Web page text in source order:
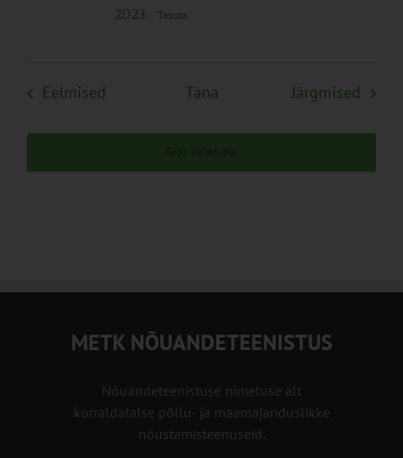
2023
Tasuta
Eelmised SündmusedTäna Järgmised
METK NÕUANDETEENISTUS
Nõuandeteenistuse nimetuse alt
korraldatalse põllu- ja maamajanduslikke
nõustamisteenuseid.